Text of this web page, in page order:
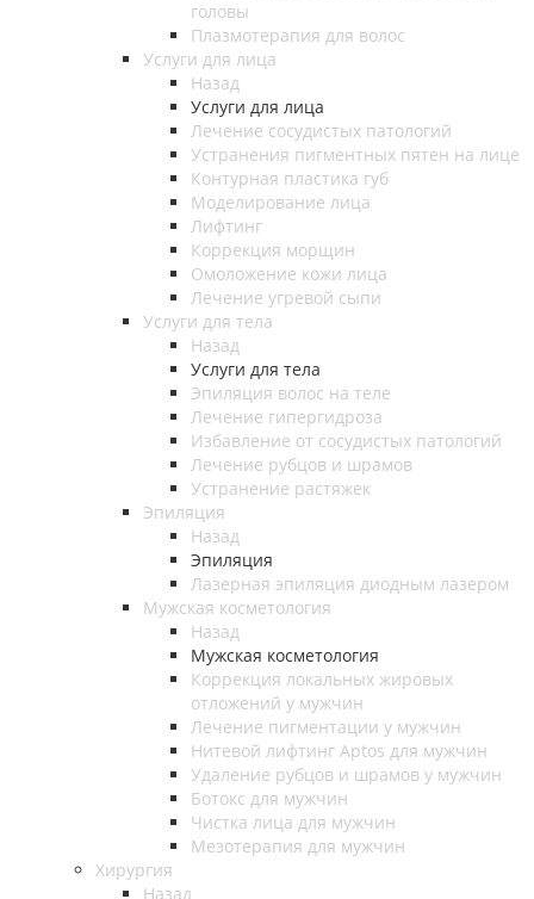
головы
Плазмотерапия для волос
Услуги для лица
Назад
Услуги для лица
Лечение сосудистых патологий
Устранения пигментных пятен на лице
Контурная пластика губ
Моделирование лица
Лифтинг
Коррекция морщин
Омоложение кожи лица
Лечение угревой сыпи
Услуги для тела
Назад
Услуги для тела
Эпиляция волос на теле
Лечение гипергидроза
Избавление от сосудистых патологий
Лечение рубцов и шрамов
Устранение растяжек
Эпиляция
Назад
Эпиляция
Лазерная эпиляция диодным лазером
Мужская косметология
Назад
Мужская косметология
Коррекция локальных жировых
отложений у мужчин
Лечение пигментации у мужчин
Нитевой лифтинг Aptos для мужчин
Удаление рубцов и шрамов у мужчин
Ботокс для мужчин
Чистка лица для мужчин
Мезотерапия для мужчин
Хирургия
Назад